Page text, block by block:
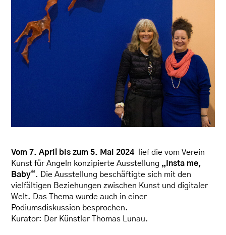
Vom 7. April bis zum 5. Mai 2024 lief die vom Verein
Kunst für Angeln konzipierte Ausstellung „Insta me,
Baby“. Die Ausstellung beschäftigte sich mit den
vielfältigen Beziehungen zwischen Kunst und digitaler
Welt. Das Thema wurde auch in einer
Podiumsdiskussion besprochen.
Kurator: Der Künstler Thomas Lunau.